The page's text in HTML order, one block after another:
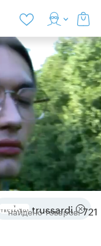
trussardi
найденотоваров:721